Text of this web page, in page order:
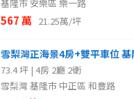
基隆市 安樂區 樂一路
567 萬 21.25萬/坪
雪梨灣正海景4房+雙平車位
73.4 坪 | 4房 2廳 2衛
雪梨灣 基隆市 中正區 和豐路